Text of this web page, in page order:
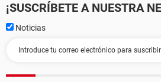
¡SUSCRÍBETE A NUESTRA
Noticias